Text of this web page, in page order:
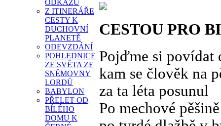
ODKAZU
Z ITINERÁŘE
CESTY K
DUCHOVNÍ
PLANETĚ
ODEVZDÁNÍ
POHLEDNICE
ZE SVĚTA ZE
SNĚMOVNY
LORDŮ
BABYLON
PŘELET OD
BÍLÉHO
DOMU K
CESTOU PRO
Pojďme si povídat
kam se člověk na
za ta léta posunul
Po mechové